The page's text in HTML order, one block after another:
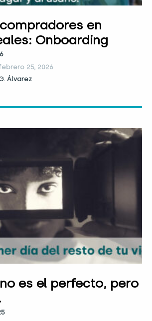
en
Onboarding
25, 2026
Álvarez
es el perfecto, pero